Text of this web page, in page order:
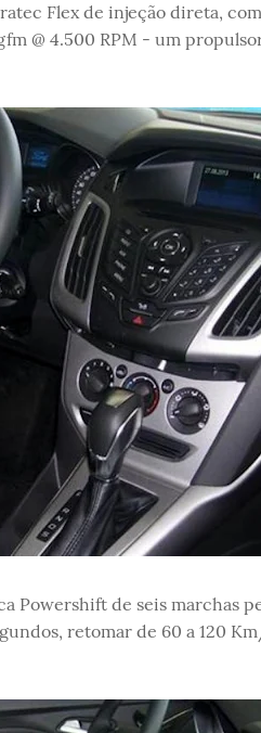
Flex de injeção direta, com
@ 4.500 RPM - um
Powershift de seis marchas
retomar de 60 a 120